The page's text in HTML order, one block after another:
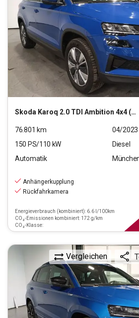
Skoda Karoq 2.0 TDI Ambition 4x4 (EURO 6d)
76.801 km
04/2023
150 PS/110 kW
Diesel
Automatik
Anhängerkupplung
Rückfahrkamera
Energieverbrauch (kombiniert): 6.6 l/100km
CO₂-Emissionen kombiniert: 172 g/km
CO₂-Klasse:
Vergleichen